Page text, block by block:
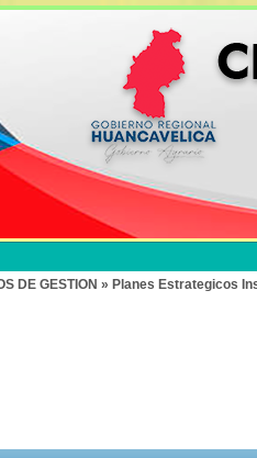
DE GESTION » Planes Estrategicos